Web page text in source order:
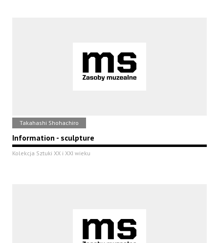
Takahashi Shohachiro
Information - sculpture
Kolekcja Sztuki XX i XXI wieku